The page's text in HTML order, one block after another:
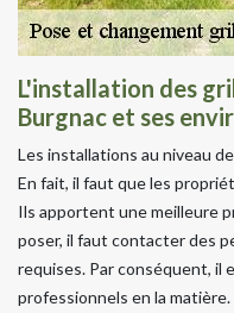
L'installation des
Burgnac et ses
Les installations au niveau
En fait, il faut que les
Ils apportent une meilleure
poser, il faut contacter des
requises. Par conséquent, il
professionnels en la